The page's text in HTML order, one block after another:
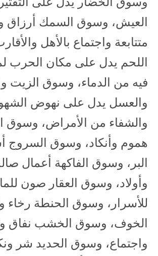
العيش، وسوق السمك أرزاق
متتابعة واجتماع بالأهل
اللحم يدل على مكان الحرب
فيه من الدماء، وسوق الزيت
والعسل يدل على نهوض
والشفاء من الأمراض، وسوق
هموم وأنكاد، وسوق السروج
البر، وسوق الفاكهة أعمال
وأولاد، وسوق العقار صون
للأسرار، وسوق الحنطة رخاء
الخوف، وسوق الخشب نفاق
واجتماع، وسوق الحديد شر